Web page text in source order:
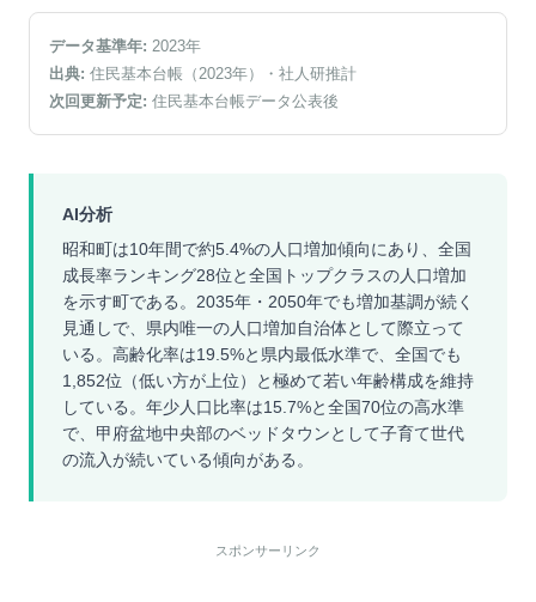
データ基準年: 2023年
出典: 住民基本台帳（2023年）
・社人研推計
次回更新予定: 住民基本台帳データ公表後
AI分析
昭和町は10年間で約5.4%の人口増加傾向にあり、全国
成長率ランキング28位と全国トップクラスの人口増加
を示す町である。2035年・2050年でも増加基調が続く
見通しで、県内唯一の人口増加自治体として際立って
いる。高齢化率は19.5%と県内最低水準で、全国でも
1,852位（低い方が上位）と極めて若い年齢構成を維持
している。年少人口比率は15.7%と全国70位の高水準
で、甲府盆地中央部のベッドタウンとして子育て世代
の流入が続いている傾向がある。
スポンサーリンク